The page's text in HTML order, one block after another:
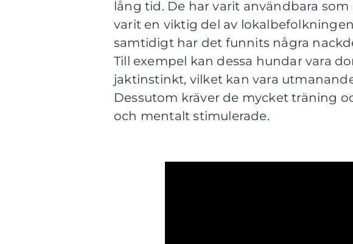
lång tid. De har varit användbara
varit en viktig del av
samtidigt har det funnits några
Till exempel kan dessa hundar vara
jaktinstinkt, vilket kan vara
Dessutom kräver de mycket träning
och mentalt stimulerade.